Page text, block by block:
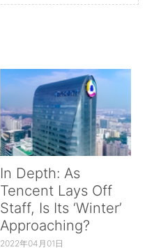
In Depth: As
Tencent Lays Off
Staff, Is Its ‘Winter’
Approaching?
2022年04月01日